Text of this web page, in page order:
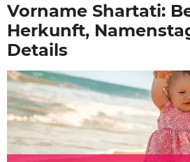
Vorname Shartati:
Herkunft,
Details